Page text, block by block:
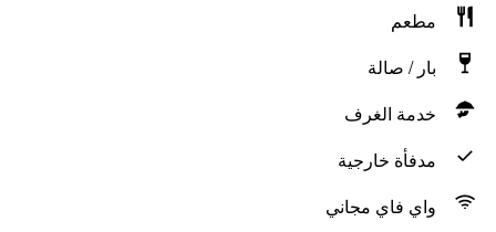
مطعم
بار / صالة
خدمة الغرف
مدفأة خارجية
واي فاي مجاني